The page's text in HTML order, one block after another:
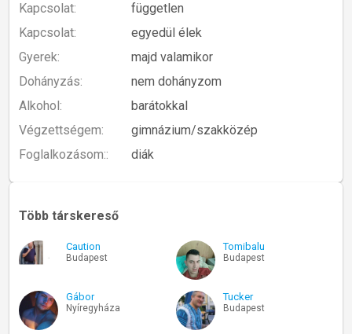
Kapcsolat:
független
Kapcsolat:
egyedül élek
Gyerek:
majd valamikor
Dohányzás:
nem dohányzom
Alkohol:
barátokkal
Végzettségem:
gimnázium/szakközép
Foglalkozásom::
diák
Több társkereső
Caution
Budapest
Tomibalu
Budapest
Gábor
Nyíregyháza
Tucker
Budapest